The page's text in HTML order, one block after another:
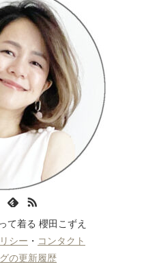
て着る 櫻田こずえ
シー ・ コンタクト
の更新履歴